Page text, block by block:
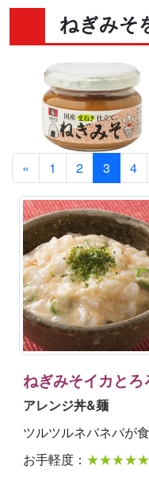
ねぎみそ
« 1 2 3 4
ねぎみそイカとろ
アレンジ丼&麺
ツルツルネバネバが
お手軽度： ★★★★★